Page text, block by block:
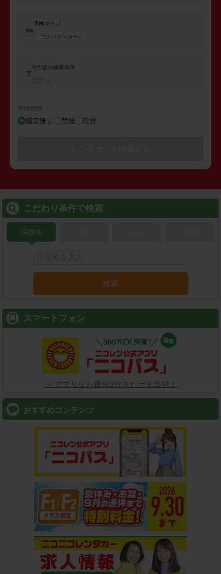
車両タイプ
コンパクトカー
その他の検索条件
禁煙/喫煙
指定無し 禁煙 喫煙
こだわり条件で検索
店舗名
検索
スマートフォン
⇒ アプリなら最短3分スピード出発！
おすすめコンテンツ